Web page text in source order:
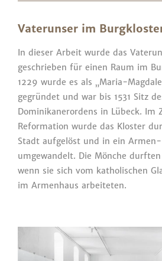
Vaterunser im
In dieser Arbeit wurde das
geschrieben für einen Raum im
1229 wurde es als „Maria-
gegründet und war bis 1531 Sitz
Dominikanerordens in Lübeck. Im
Reformation wurde das Kloster
Stadt aufgelöst und in ein
umgewandelt. Die Mönche
wenn sie sich vom katholischen
im Armenhaus arbeiteten.